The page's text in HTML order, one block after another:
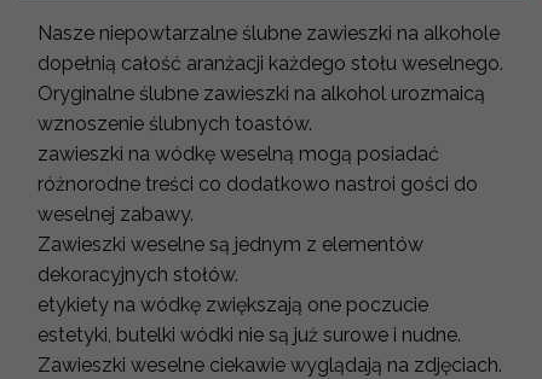
Nasze niepowtarzalne ślubne zawieszki na alkohole
dopełnią całość aranżacji każdego stołu weselnego.
Oryginalne ślubne zawieszki na alkohol urozmaicą
wznoszenie ślubnych toastów.
zawieszki na wódkę weselną mogą posiadać
różnorodne treści co dodatkowo nastroi gości do
weselnej zabawy.
Zawieszki weselne są jednym z elementów
dekoracyjnych stołów.
etykiety na wódkę zwiększają one poczucie
estetyki, butelki wódki nie są już surowe i nudne.
Zawieszki weselne ciekawie wyglądają na zdjęciach.